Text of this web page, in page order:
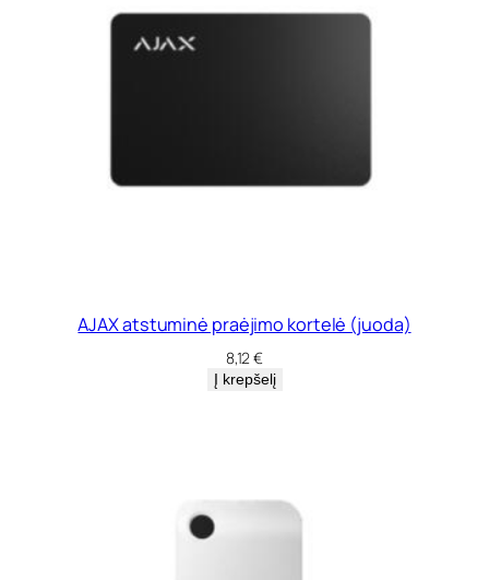
AJAX atstuminė praėjimo kortelė (juoda)
8,12€
Į krepšelį